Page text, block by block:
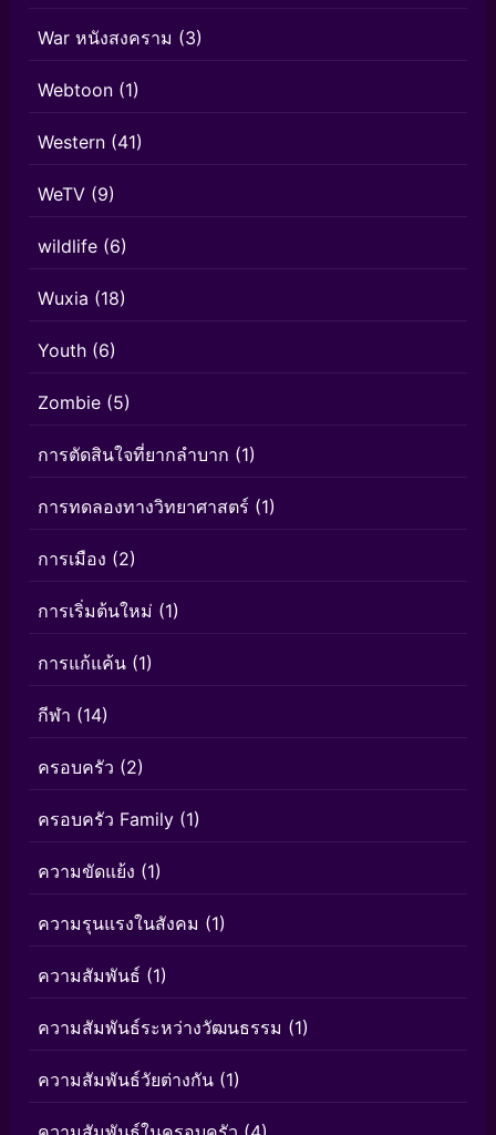
War หนังสงคราม (3)
Webtoon (1)
Western (41)
WeTV (9)
wildlife (6)
Wuxia (18)
Youth (6)
Zombie (5)
การตัดสินใจที่ยากลำบาก (1)
การทดลองทางวิทยาศาสตร์ (1)
การเมือง (2)
การเริ่มต้นใหม่ (1)
การแก้แค้น (1)
กีฬา (14)
ครอบครัว (2)
ครอบครัว Family (1)
ความขัดแย้ง (1)
ความรุนแรงในสังคม (1)
ความสัมพันธ์ (1)
ความสัมพันธ์ระหว่างวัฒนธรรม (1)
ความสัมพันธ์วัยต่างกัน (1)